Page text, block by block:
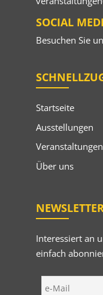
SOCIAL
Besuchen Sie
Startseite
Ausstellungen
Veranstaltungen
Über uns
Interessiert an
einfach